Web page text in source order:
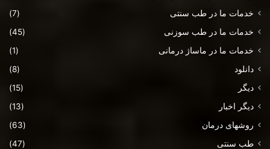
خدمات ما در طب سنتی
(7)
خدمات ما در طب سوزنی
(45)
خدمات ما در ماساژ درمانی
(1)
دانلود
(8)
دیگر
(15)
دیگر اخبار
(13)
روشهای درمان
(63)
طب سنتی
(47)